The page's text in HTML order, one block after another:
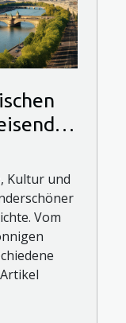
Kultur und
Vom